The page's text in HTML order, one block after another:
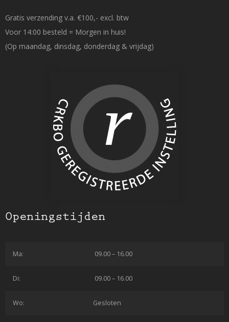
Gratis verzending v.a. €100,- excl. btw
Voor 14:00 besteld = Morgen in huis!
(Op maandag, dinsdag, donderdag & vrijdag)
Openingstijden
Ma: 09.00 – 16.00
Di: 09.00 – 16.00
Wo: Gesloten